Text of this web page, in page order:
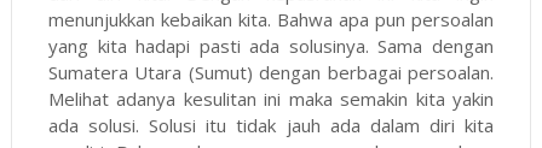
menunjukkan kebaikan kita. Bahwa apa pun persoalan
yang kita hadapi pasti ada solusinya. Sama dengan
Sumatera Utara (Sumut) dengan berbagai persoalan.
Melihat adanya kesulitan ini maka semakin kita yakin
ada solusi. Solusi itu tidak jauh ada dalam diri kita